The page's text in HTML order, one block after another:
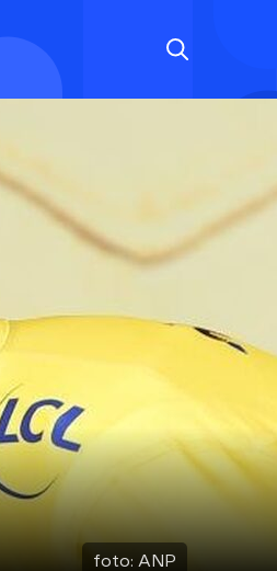
foto: ANP